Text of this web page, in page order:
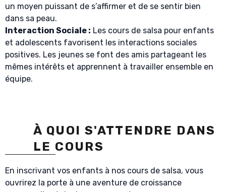
un moyen puissant de s’affirmer et de se sentir bien
dans sa peau.
Interaction Sociale : Les cours de salsa pour enfants
et adolescents favorisent les interactions sociales
positives. Les jeunes se font des amis partageant les
mêmes intérêts et apprennent à travailler ensemble en
équipe.
À QUOI S'ATTENDRE DANS
LE COURS
En inscrivant vos enfants à nos cours de salsa, vous
ouvrirez la porte à une aventure de croissance